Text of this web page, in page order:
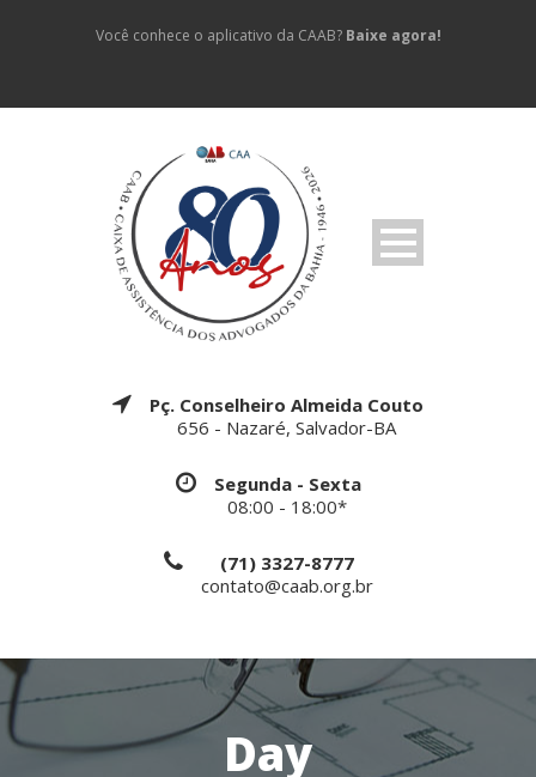
Você conhece o aplicativo da CAAB? Baixe agora!
Pç. Conselheiro Almeida Couto
656 - Nazaré, Salvador-BA
Segunda - Sexta
08:00 - 18:00*
(71) 3327-8777
contato@caab.org.br
Day